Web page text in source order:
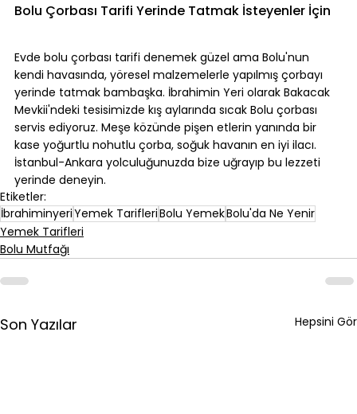
Bolu Çorbası Tarifi Yerinde Tatmak İsteyenler İçin
Evde bolu çorbası tarifi denemek güzel ama Bolu'nun
kendi havasında, yöresel malzemelerle yapılmış çorbayı
yerinde tatmak bambaşka. İbrahimin Yeri olarak Bakacak
Mevkii'ndeki tesisimizde kış aylarında sıcak Bolu çorbası
servis ediyoruz. Meşe közünde pişen etlerin yanında bir
kase yoğurtlu nohutlu çorba, soğuk havanın en iyi ilacı.
İstanbul-Ankara yolculuğunuzda bize uğrayıp bu lezzeti
yerinde deneyin.
Etiketler:
İbrahiminyeriYemek TarifleriBolu YemekBolu'da Ne Yenir
Yemek Tarifleri
Bolu Mutfağı
Son Yazılar Hepsini Gör